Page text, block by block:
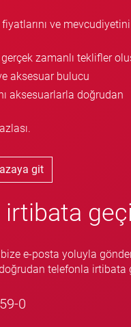
ve
zamanlı teklifler
aksesuar bulucu
aksesuarlarla doğrudan
git
irtibata
e-posta yoluyla
telefonla irtibata
0